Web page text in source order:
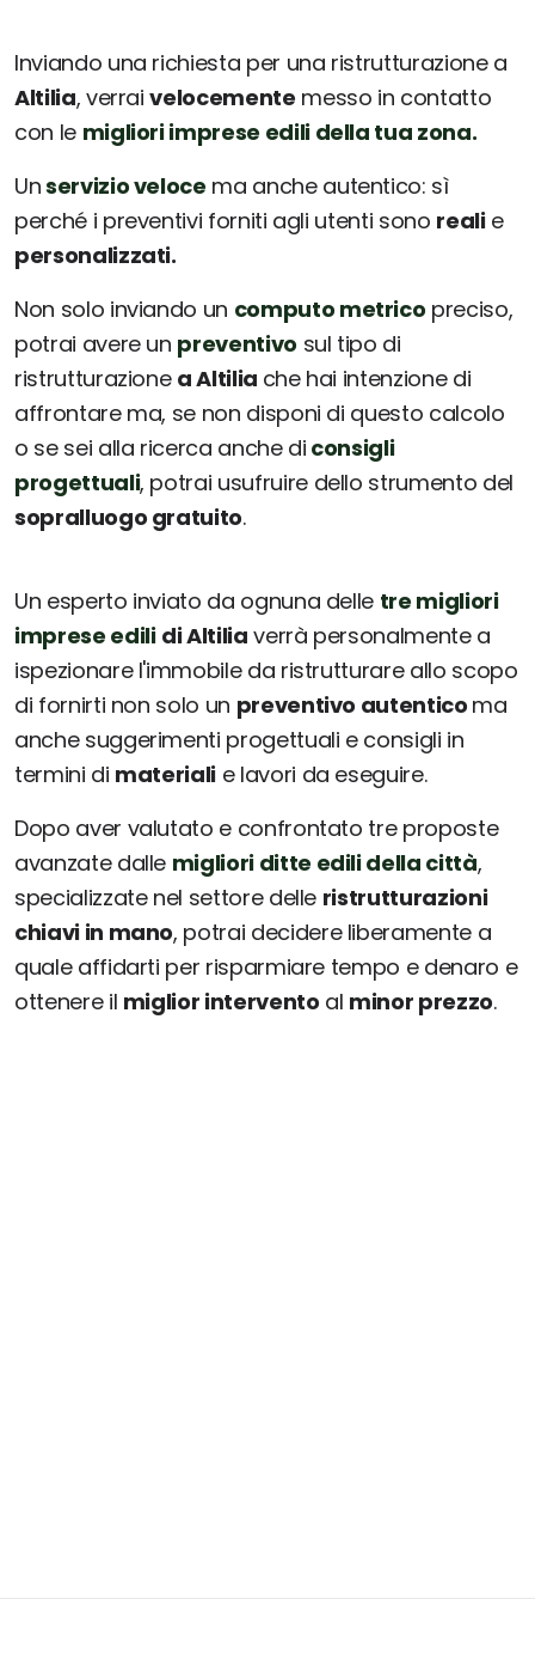
Inviando una richiesta per una ristrutturazione a
Altilia, verraivelocemente messo in contatto
con le migliori imprese edili della tua zona.
Unservizio veloce ma anche autentico: sì
perché i preventivi forniti agli utenti sono realie
personalizzati.
Non solo inviando un computo metrico preciso,
potrai avere un preventivo sul tipo di
ristrutturazione a Altilia che hai intenzione di
affrontare ma, se non disponi di questo calcolo
o se sei alla ricerca anche di consigli
progettuali, potrai usufruire dello strumento del
sopralluogo gratuito.
Un esperto inviato da ognuna delle tre migliori
imprese edili di Altilia verrà personalmente a
ispezionare l'immobile da ristrutturare allo scopo
di fornirti non solo un preventivo autentico ma
anche suggerimenti progettuali e consigli in
termini di materiali e lavori da eseguire.
Dopo aver valutato e confrontato tre proposte
avanzate dalle migliori ditte edili della città,
specializzate nel settore delle ristrutturazioni
chiavi in mano, potrai decidere liberamente a
quale affidarti per risparmiare tempo e denaro e
ottenere il miglior intervento al minor prezzo.